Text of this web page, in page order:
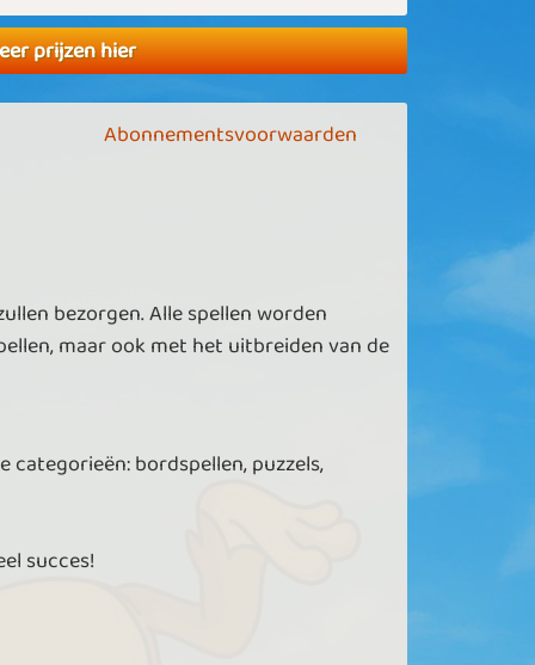
prijzen hier
Abonnementsvoorwaarden
bezorgen. Alle spellen worden
maar ook met het uitbreiden van de
bordspellen, puzzels,
succes!